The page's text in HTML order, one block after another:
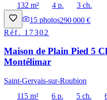
132 m²
4 p.
3 ch.
15 photos290 000 €
Réf. 17302
Maison de Plain Pied 5
Montélimar
Saint-Gervais-sur-Roubion
115 m²
6 p. 5 ch.